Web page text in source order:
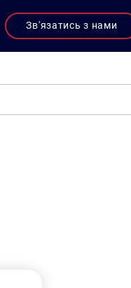
Зв'язатись з нами